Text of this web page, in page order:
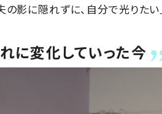
影に隠れずに、自分で光りたい
に変化していった今